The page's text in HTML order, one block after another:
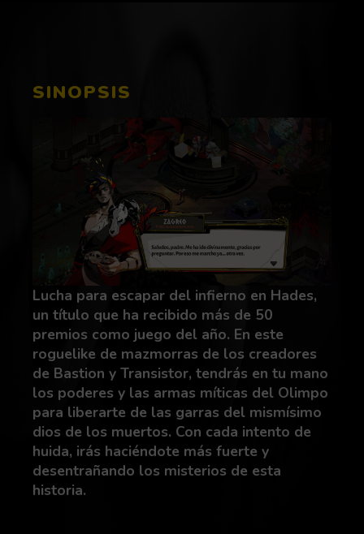
SINOPSIS
Lucha para escapar del infierno en Hades,
un título que ha recibido más de 50
premios como juego del año. En este
roguelike de mazmorras de los creadores
de Bastion y Transistor, tendrás en tu mano
los poderes y las armas míticas del Olimpo
para liberarte de las garras del mismísimo
dios de los muertos. Con cada intento de
huida, irás haciéndote más fuerte y
desentrañando los misterios de esta
historia.